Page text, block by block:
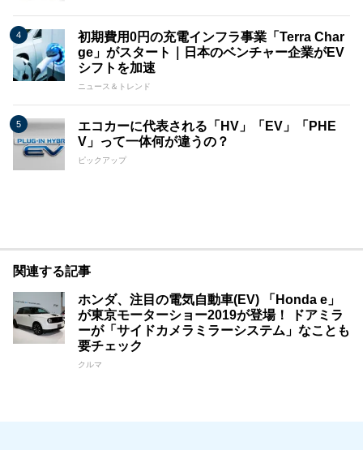
初期費用0円の充電インフラ事業「Terra Char
ge」がスタート｜日本のベンチャー企業がEV
シフトを加速
ニュース＆トレンド
エコカーに代表される「HV」「EV」「PHE
V」って一体何が違うの？
ピックアップ
関連する記事
ホンダ、注目の電気自動車(EV) 「Honda e」
が東京モーターショー2019が登場！ ドアミラ
ーが「サイドカメラミラーシステム」なことも
要チェック
クルマ